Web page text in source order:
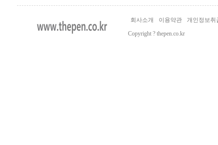
회사소개 이용약관
개인정보취
Copyright ? thepen.co.kr